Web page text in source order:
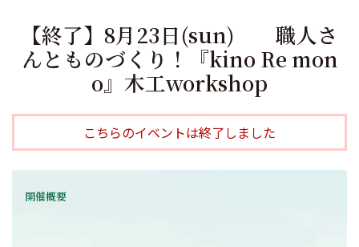
【終了】8月23日(sun) 職人さ
んとものづくり！『kino Re mon
o』木工workshop
こちらのイベントは終了しました
開催概要